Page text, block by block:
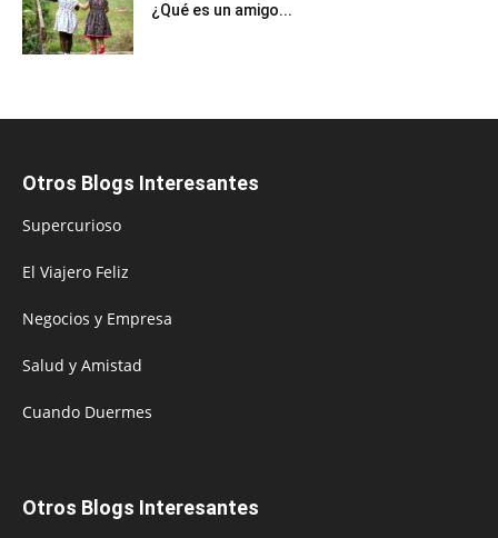
¿Qué es un amigo...
Otros Blogs Interesantes
Supercurioso
El Viajero Feliz
Negocios y Empresa
Salud y Amistad
Cuando Duermes
Otros Blogs Interesantes